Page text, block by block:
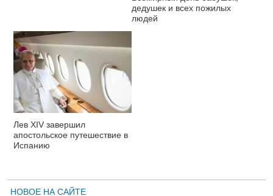
дедушек и всех пожилых
людей
Лев XIV завершил
апостольское путешествие в
Испанию
НОВОЕ НА САЙТЕ